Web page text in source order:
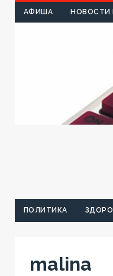
АФИША НОВОСТИ
ПОЛИТИКА
malina